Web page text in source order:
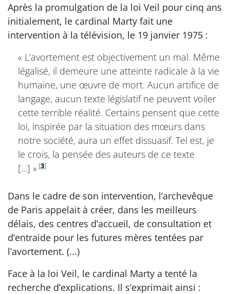
Après la promulgation de la loi Veil pour cinq ans
initialement, le cardinal Marty fait une
intervention à la télévision, le 19 janvier 1975 :
« L’avortement est objectivement un mal. Même
légalisé, il demeure une atteinte radicale à la vie
humaine, une œuvre de mort. Aucun artifice de
langage, aucun texte législatif ne peuvent voiler
cette terrible réalité. Certains pensent que cette
loi, inspirée par la situation des mœurs dans
notre société, aura un effet dissuasif. Tel est, je
le crois, la pensée des auteurs de ce texte
[...] » [3]
Dans le cadre de son intervention, l’archevêque
de Paris appelait à créer, dans les meilleurs
délais, des centres d’accueil, de consultation et
d’entraide pour les futures mères tentées par
l’avortement. (...)
Face à la loi Veil, le cardinal Marty a tenté la
recherche d’explications. Il s’exprimait ainsi :